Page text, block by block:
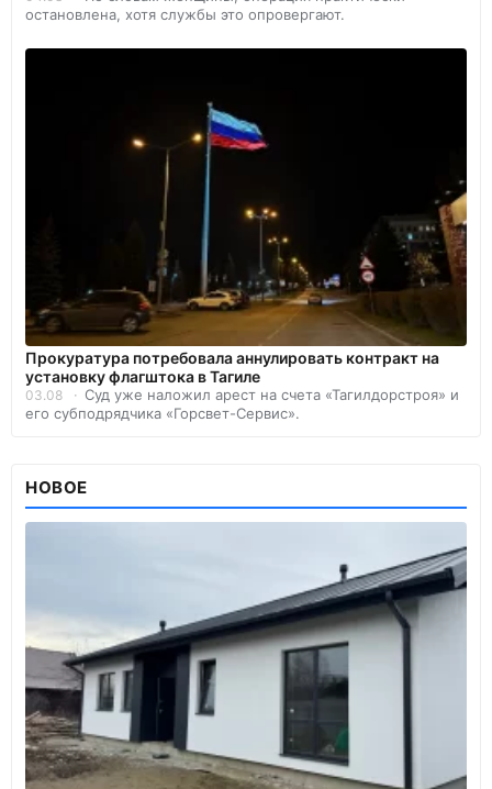
остановлена, хотя службы это опровергают.
Прокуратура потребовала аннулировать контракт на
установку флагштока в Тагиле
03.08
Суд уже наложил арест на счета «Тагилдорстроя» и
его субподрядчика «Горсвет-Сервис».
НОВОЕ